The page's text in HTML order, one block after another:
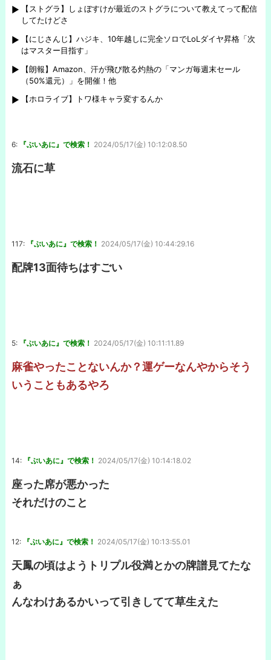
【ストグラ】しょぼすけが最近のストグラについて教えてって配信
してたけどさ
【にじさんじ】ハジキ、10年越しに完全ソロでLoLダイヤ昇格「次
はマスター目指す」
【朗報】Amazon、汗が飛び散る灼熱の「マンガ毎週末セール
（50%還元）」を開催！他
【ホロライブ】トワ様キャラ変するんか
6: 『ぶいあに』で検索！ 2024/05/17(金) 10:12:08.50
流石に草
117: 『ぶいあに』で検索！ 2024/05/17(金) 10:44:29.16
配牌13面待ちはすごい
5: 『ぶいあに』で検索！ 2024/05/17(金) 10:11:11.89
麻雀やったことないんか？運ゲーなんやからそう
いうこともあるやろ
14: 『ぶいあに』で検索！ 2024/05/17(金) 10:14:18.02
座った席が悪かった
それだけのこと
12: 『ぶいあに』で検索！ 2024/05/17(金) 10:13:55.01
天鳳の頃はようトリプル役満とかの牌譜見てたな
ぁ
んなわけあるかいって引きしてて草生えた